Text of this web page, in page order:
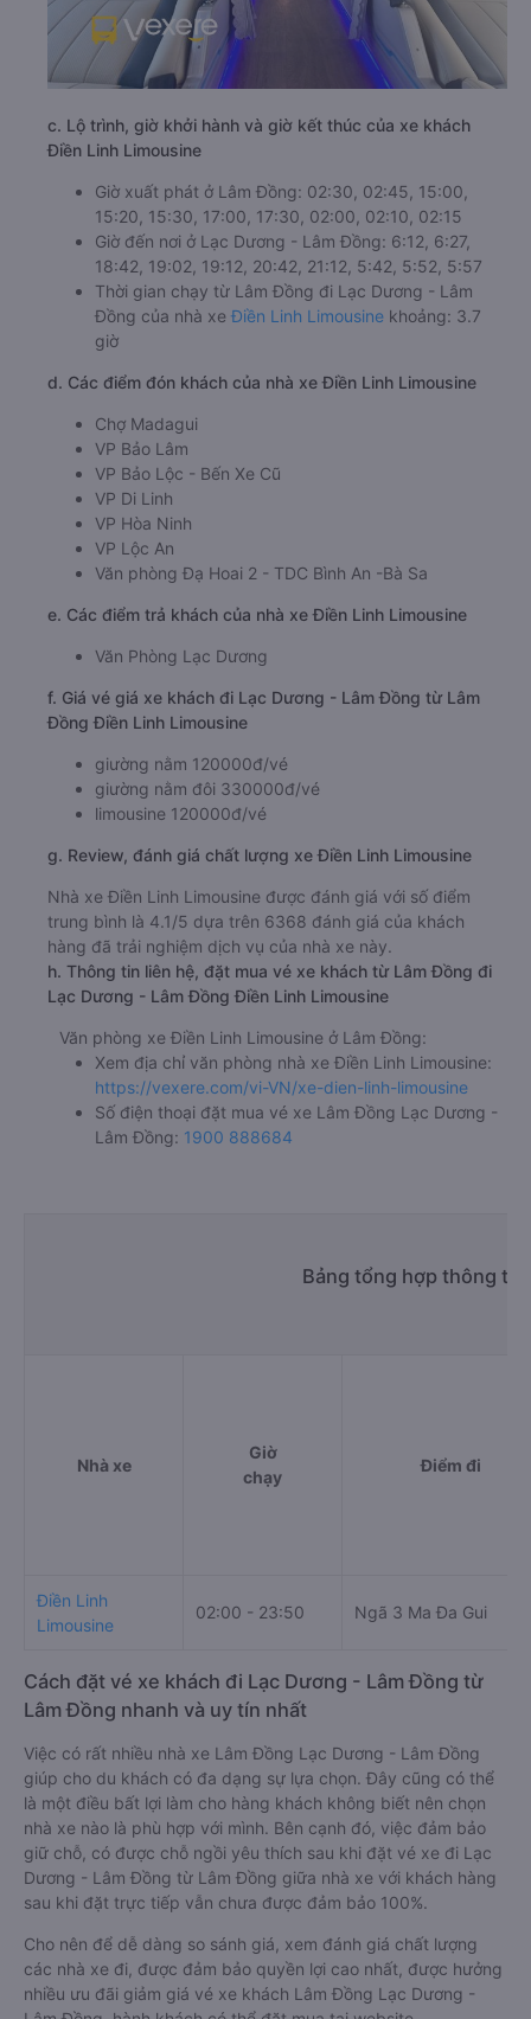
c. Lộ trình, giờ khởi hành và giờ kết thúc của xe khách
Điền Linh Limousine
Giờ xuất phát ở Lâm Đồng: 02:30, 02:45, 15:00,
15:20, 15:30, 17:00, 17:30, 02:00, 02:10, 02:15
Giờ đến nơi ở Lạc Dương - Lâm Đồng: 6:12, 6:27,
18:42, 19:02, 19:12, 20:42, 21:12, 5:42, 5:52, 5:57
Thời gian chạy từ Lâm Đồng đi Lạc Dương - Lâm
Đồng của nhà xe Điền Linh Limousine khoảng: 3.7
giờ
d. Các điểm đón khách của nhà xe Điền Linh Limousine
Chợ Madagui
VP Bảo Lâm
VP Bảo Lộc - Bến Xe Cũ
VP Di Linh
VP Hòa Ninh
VP Lộc An
Văn phòng Đạ Hoai 2 - TDC Bình An -Bà Sa
e. Các điểm trả khách của nhà xe Điền Linh Limousine
Văn Phòng Lạc Dương
f. Giá vé giá xe khách đi Lạc Dương - Lâm Đồng từ Lâm
Đồng Điền Linh Limousine
giường nằm 120000đ/vé
giường nằm đôi 330000đ/vé
limousine 120000đ/vé
g. Review, đánh giá chất lượng xe Điền Linh Limousine
Nhà xe Điền Linh Limousine được đánh giá với số điểm
trung bình là 4.1/5 dựa trên 6368 đánh giá của khách
hàng đã trải nghiệm dịch vụ của nhà xe này.
h. Thông tin liên hệ, đặt mua vé xe khách từ Lâm Đồng đi
Lạc Dương - Lâm Đồng Điền Linh Limousine
Văn phòng xe Điền Linh Limousine ở Lâm Đồng:
Xem địa chỉ văn phòng nhà xe Điền Linh Limousine:
https://vexere.com/vi-VN/xe-dien-linh-limousine
Số điện thoại đặt mua vé xe Lâm Đồng Lạc Dương -
Lâm Đồng: 1900 888684
Bảng tổng hợp thông
Nhà xe
Giờ
chạy
Điểm đi
Điền Linh
Limousine
02:00 - 23:50 Ngã 3 Ma Đa Gui
Cách đặt vé xe khách đi Lạc Dương - Lâm Đồng từ
Lâm Đồng nhanh và uy tín nhất
Việc có rất nhiều nhà xe Lâm Đồng Lạc Dương - Lâm Đồng
giúp cho du khách có đa dạng sự lựa chọn. Đây cũng có thể
là một điều bất lợi làm cho hàng khách không biết nên chọn
nhà xe nào là phù hợp với mình. Bên cạnh đó, việc đảm bảo
giữ chỗ, có được chỗ ngồi yêu thích sau khi đặt vé xe đi Lạc
Dương - Lâm Đồng từ Lâm Đồng giữa nhà xe với khách hàng
sau khi đặt trực tiếp vẫn chưa được đảm bảo 100%.
Cho nên để dễ dàng so sánh giá, xem đánh giá chất lượng
các nhà xe đi, được đảm bảo quyền lợi cao nhất, được hưởng
nhiều ưu đãi giảm giá vé xe khách Lâm Đồng Lạc Dương -